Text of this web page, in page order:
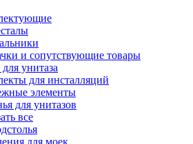
и сопутствующие товары
унитаза
для инсталляций
элементы
для унитазов
все
для моек